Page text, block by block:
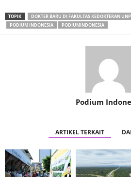
TOPIK
DOKTER BARU DI FAKULTAS KEDOKTERAN
PODIUM INDONESIA
PODIUMINDONESIA
Podium
ARTIKEL TERKAIT